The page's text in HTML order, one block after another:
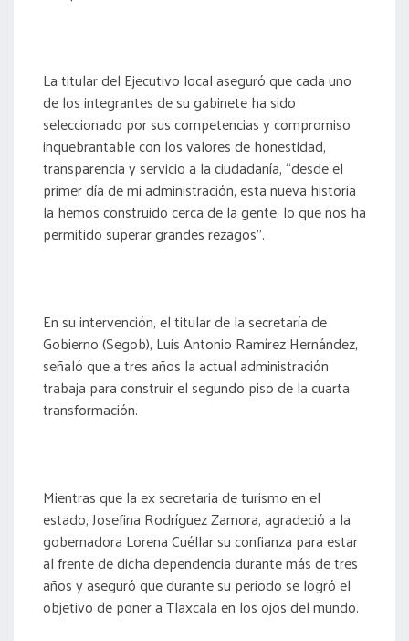
La titular del Ejecutivo local aseguró que cada uno
de los integrantes de su gabinete ha sido
seleccionado por sus competencias y compromiso
inquebrantable con los valores de honestidad,
transparencia y servicio a la ciudadanía, “desde el
primer día de mi administración, esta nueva historia
la hemos construido cerca de la gente, lo que nos ha
permitido superar grandes rezagos”.
En su intervención, el titular de la secretaría de
Gobierno (Segob), Luis Antonio Ramírez Hernández,
señaló que a tres años la actual administración
trabaja para construir el segundo piso de la cuarta
transformación.
Mientras que la ex secretaria de turismo en el
estado, Josefina Rodríguez Zamora, agradeció a la
gobernadora Lorena Cuéllar su confianza para estar
al frente de dicha dependencia durante más de tres
años y aseguró que durante su periodo se logró el
objetivo de poner a Tlaxcala en los ojos del mundo.